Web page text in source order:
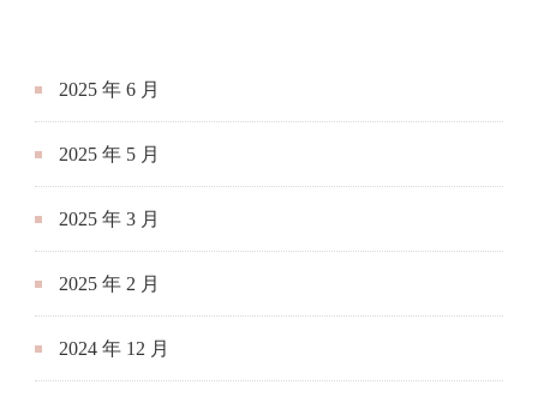
2025 年 6 月
2025 年 5 月
2025 年 3 月
2025 年 2 月
2024 年 12 月